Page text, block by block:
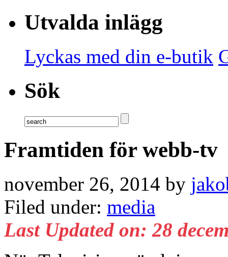
Utvalda inlägg
Lyckas med din e-butik
Sök
Framtiden för webb-tv
november 26, 2014 by
Filed under: media
Last Updated on: 28